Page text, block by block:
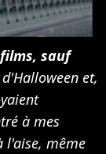
sauf
et,
à mes
l'aise, même